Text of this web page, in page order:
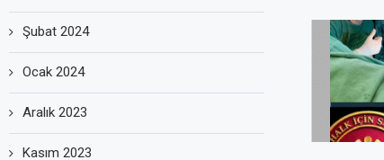
Şubat 2024
Ocak 2024
Aralık 2023
Kasım 2023